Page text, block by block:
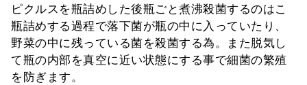
ピクルスを瓶詰めした後瓶ごと煮沸殺菌するのはこ
瓶詰めする過程で落下菌が瓶の中に入っていたり、
野菜の中に残っている菌を殺菌する為。また脱気し
て瓶の内部を真空に近い状態にする事で細菌の繁殖
を防ぎます。